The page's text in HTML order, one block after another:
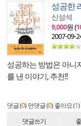
성공한
신성석
9,000원 (
2007-09-
성공하는 방법은 아니
를 낸 이야기, 추천!!
댓글 (0) 먼댓글 (0) 좋아요 (1)
댓글쓰기